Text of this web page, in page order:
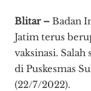
Blitar – Badan
Jatim terus
vaksinasi.
di Puskesmas
(22/7/2022).